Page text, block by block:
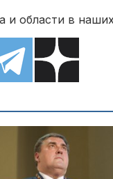
и области в